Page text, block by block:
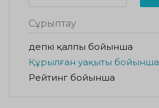
Сұрыптау
Әдепкі қалпы бойынша
Құрылған уақыты бойынша
Рейтинг бойынша